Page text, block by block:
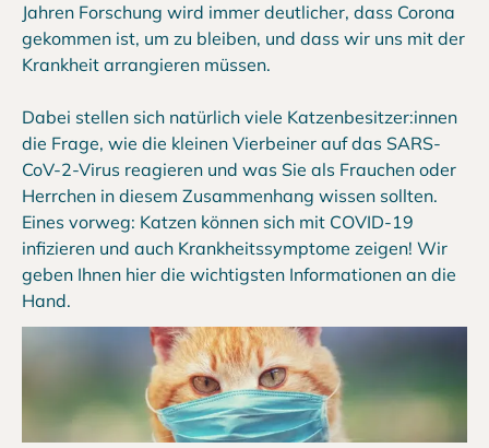
Jahren Forschung wird immer deutlicher, dass Corona
gekommen ist, um zu bleiben, und dass wir uns mit der
Krankheit arrangieren müssen.
Dabei stellen sich natürlich viele Katzenbesitzer:innen
die Frage, wie die kleinen Vierbeiner auf das SARS-
CoV-2-Virus reagieren und was Sie als Frauchen oder
Herrchen in diesem Zusammenhang wissen sollten.
Eines vorweg: Katzen können sich mit COVID-19
infizieren und auch Krankheitssymptome zeigen! Wir
geben Ihnen hier die wichtigsten Informationen an die
Hand.